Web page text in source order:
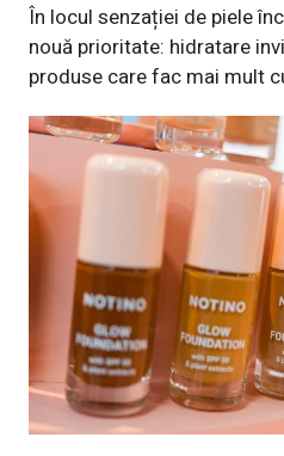
În locul senzației de piele
nouă prioritate: hidratare
produse care fac mai mult